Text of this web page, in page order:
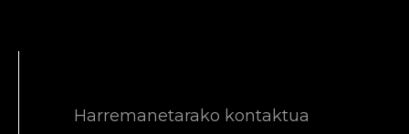
Harremanetarako kontaktua